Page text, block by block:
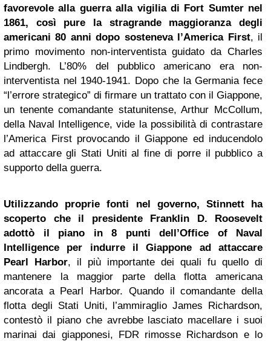
favorevole alla guerra alla vigilia di Fort Sumter nel
1861, così pure la stragrande maggioranza degli
americani 80 anni dopo sosteneva l’America First, il
primo movimento non-interventista guidato da Charles
Lindbergh. L’80% del pubblico americano era non-
interventista nel 1940-1941. Dopo che la Germania fece
“l’errore strategico” di firmare un trattato con il Giappone,
un tenente comandante statunitense, Arthur McCollum,
della Naval Intelligence, vide la possibilità di contrastare
l’America First provocando il Giappone ed inducendolo
ad attaccare gli Stati Uniti al fine di porre il pubblico a
supporto della guerra.
Utilizzando proprie fonti nel governo, Stinnett ha
scoperto che il presidente Franklin D. Roosevelt
adottò il piano in 8 punti dell’Office of Naval
Intelligence per indurre il Giappone ad attaccare
Pearl Harbor, il più importante dei quali fu quello di
mantenere la maggior parte della flotta americana
ancorata a Pearl Harbor. Quando il comandante della
flotta degli Stati Uniti, l’ammiraglio James Richardson,
contestò il piano che avrebbe lasciato macellare i suoi
marinai dai giapponesi, FDR rimosse Richardson e lo